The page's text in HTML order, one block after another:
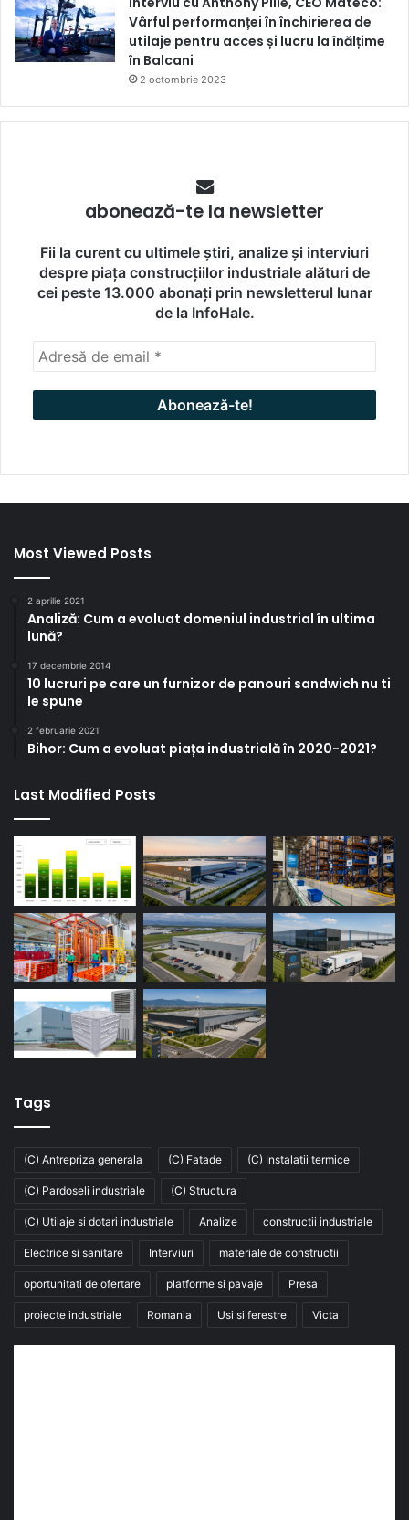
Vârful performanței în închirierea de
utilaje pentru acces și lucru la înălțime
în Balcani
2 octombrie 2023
abonează-te la newsletter
Fii la curent cu ultimele știri, analize și interviuri
despre piața construcțiilor industriale alături de
cei peste 13.000 abonați prin newsletterul lunar
de la InfoHale.
Most Viewed Posts
2 aprilie 2021
Analiză: Cum a evoluat domeniul industrial în ultima
lună?
17 decembrie 2014
10 lucruri pe care un furnizor de panouri sandwich nu ti
le spune
2 februarie 2021
Bihor: Cum a evoluat piața industrială în 2020-2021?
Last Modified Posts
Tags
(C) Antrepriza generala (C) Fatade (C) Instalatii termice
(C) Pardoseli industriale (C) Structura
(C) Utilaje si dotari industriale Analize constructii industriale
Electrice si sanitare Interviuri materiale de constructii
oportunitati de ofertare platforme si pavaje Presa
proiecte industriale Romania Usi si ferestre Victa